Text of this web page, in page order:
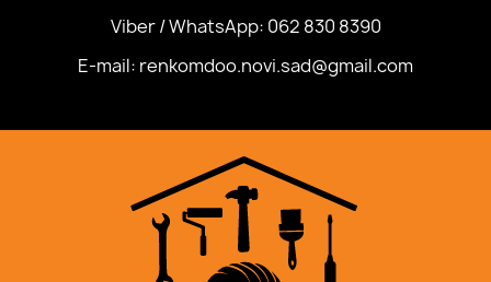
Viber / WhatsApp: 062 830 8390
E-mail: renkomdoo.novi.sad@gmail.com